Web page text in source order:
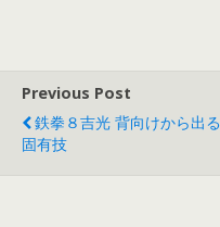
n
a
t
e
r
s
Previous Post
鉄拳８吉光 背向けから出る
固有技